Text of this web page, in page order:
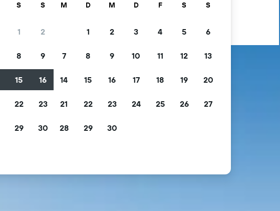
S S
1 2
8 9
15 16
22 23
29 30
M D M D F S S
1 2 3 4 5 6
7 8 9 10 11 12 13
14 15 16 17 18 19 20
21 22 23 24 25 26 27
28 29 30